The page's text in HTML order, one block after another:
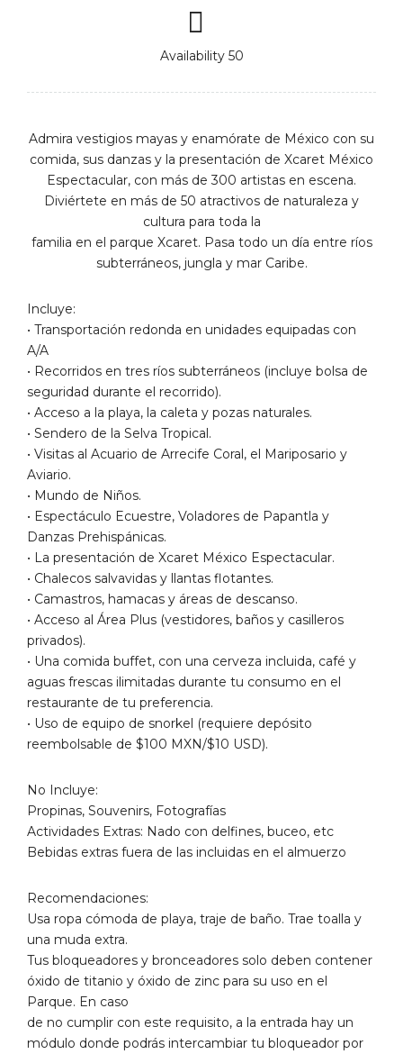
Availability 50
Admira vestigios mayas y enamórate de México con su
comida, sus danzas y la presentación de Xcaret México
Espectacular, con más de 300 artistas en escena.
Diviértete en más de 50 atractivos de naturaleza y
cultura para toda la
familia en el parque Xcaret. Pasa todo un día entre ríos
subterráneos, jungla y mar Caribe.
Incluye:
• Transportación redonda en unidades equipadas con
A/A
• Recorridos en tres ríos subterráneos (incluye bolsa de
seguridad durante el recorrido).
• Acceso a la playa, la caleta y pozas naturales.
• Sendero de la Selva Tropical.
• Visitas al Acuario de Arrecife Coral, el Mariposario y
Aviario.
• Mundo de Niños.
• Espectáculo Ecuestre, Voladores de Papantla y
Danzas Prehispánicas.
• La presentación de Xcaret México Espectacular.
• Chalecos salvavidas y llantas flotantes.
• Camastros, hamacas y áreas de descanso.
• Acceso al Área Plus (vestidores, baños y casilleros
privados).
• Una comida buffet, con una cerveza incluida, café y
aguas frescas ilimitadas durante tu consumo en el
restaurante de tu preferencia.
• Uso de equipo de snorkel (requiere depósito
reembolsable de $100 MXN/$10 USD).
No Incluye:
Propinas, Souvenirs, Fotografías
Actividades Extras: Nado con delfines, buceo, etc
Bebidas extras fuera de las incluidas en el almuerzo
Recomendaciones:
Usa ropa cómoda de playa, traje de baño. Trae toalla y
una muda extra.
Tus bloqueadores y bronceadores solo deben contener
óxido de titanio y óxido de zinc para su uso en el
Parque. En caso
de no cumplir con este requisito, a la entrada hay un
módulo donde podrás intercambiar tu bloqueador por